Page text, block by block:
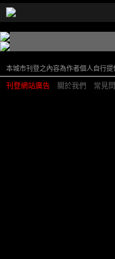
本城市刊登之內容為作者個人自行提
刊登網站廣告 關於我們 常見